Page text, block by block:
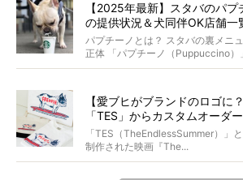
【2025年最新】スタバのパ
の提供状況＆犬同伴OK店舗一
パプチーノとは？ スタバの裏メニ
正体 「パプチーノ（Puppuccino）
【愛ブヒがブランドのロゴに
「TES」からカスタムオーダ
「TES（TheEndlessSummer）」
制作された映画『The...